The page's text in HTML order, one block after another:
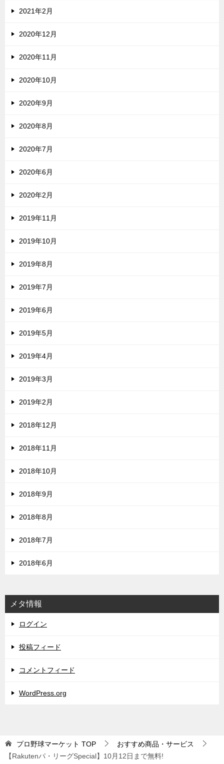
2021年2月
2020年12月
2020年11月
2020年10月
2020年9月
2020年8月
2020年7月
2020年6月
2020年2月
2019年11月
2019年10月
2019年8月
2019年7月
2019年6月
2019年5月
2019年4月
2019年3月
2019年2月
2018年12月
2018年11月
2018年10月
2018年9月
2018年8月
2018年7月
2018年6月
メタ情報
ログイン
投稿フィード
コメントフィード
WordPress.org
プロ野球マーケット TOP
おすすめ商品・サービス
【Rakutenパ・リーグSpecial】10月12日まで無料!